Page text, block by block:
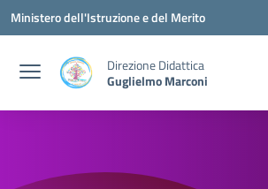
Vai ai contenuti
Vai al menu di navigazione
Vai al footer
Ministero dell'Istruzione e del Merito
Direzione Didattica
Guglielmo Marconi